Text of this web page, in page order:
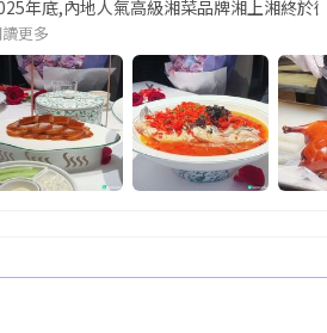
年底,內地人氣高級湘菜品牌湘上湘終於
更多